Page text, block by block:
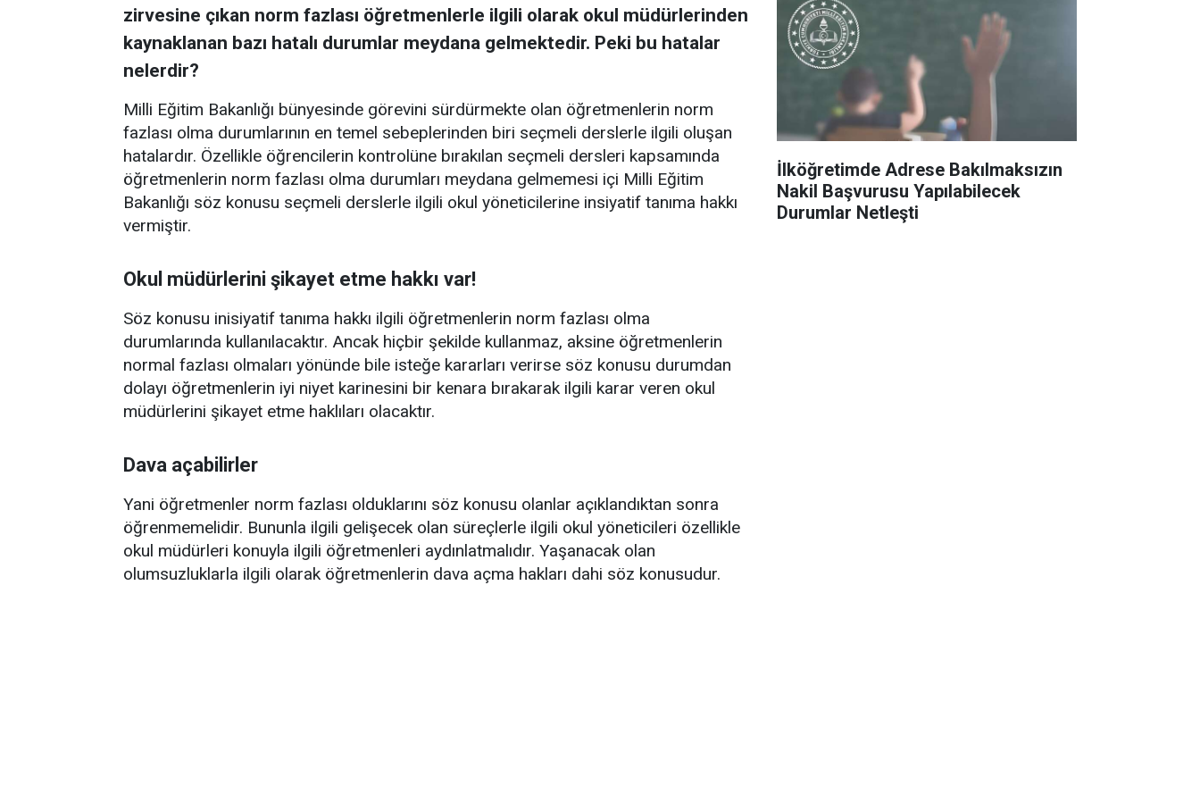
zirvesine çıkan norm fazlası öğretmenlerle ilgili olarak okul müdürlerinden
kaynaklanan bazı hatalı durumlar meydana gelmektedir. Peki bu hatalar
nelerdir?
Milli Eğitim Bakanlığı bünyesinde görevini sürdürmekte olan öğretmenlerin norm
fazlası olma durumlarının en temel sebeplerinden biri seçmeli derslerle ilgili oluşan
hatalardır. Özellikle öğrencilerin kontrolüne bırakılan seçmeli dersleri kapsamında
öğretmenlerin norm fazlası olma durumları meydana gelmemesi içi Milli Eğitim
Bakanlığı söz konusu seçmeli derslerle ilgili okul yöneticilerine insiyatif tanıma hakkı
vermiştir.
Okul müdürlerini şikayet etme hakkı var!
Söz konusu inisiyatif tanıma hakkı ilgili öğretmenlerin norm fazlası olma
durumlarında kullanılacaktır. Ancak hiçbir şekilde kullanmaz, aksine öğretmenlerin
normal fazlası olmaları yönünde bile isteğe kararları verirse söz konusu durumdan
dolayı öğretmenlerin iyi niyet karinesini bir kenara bırakarak ilgili karar veren okul
müdürlerini şikayet etme haklıları olacaktır.
Dava açabilirler
Yani öğretmenler norm fazlası olduklarını söz konusu olanlar açıklandıktan sonra
öğrenmemelidir. Bununla ilgili gelişecek olan süreçlerle ilgili okul yöneticileri özellikle
okul müdürleri konuyla ilgili öğretmenleri aydınlatmalıdır. Yaşanacak olan
olumsuzluklarla ilgili olarak öğretmenlerin dava açma hakları dahi söz konusudur.
İlköğretimde Adrese Bakılmaksızın
Nakil Başvurusu Yapılabilecek
Durumlar Netleşti